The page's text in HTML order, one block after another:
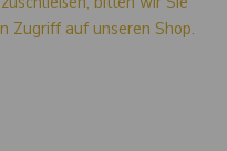
Zugriff auf unseren Shop.